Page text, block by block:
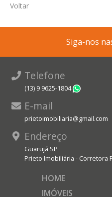
Voltar
Siga-nos
Telefone
(13) 9 9625-1804
E-mail
prietoimobiliaria@gmail.com
Endereço
Guarujá SP
Prieto Imobiliária - Corretora
HOME
IMÓVEIS